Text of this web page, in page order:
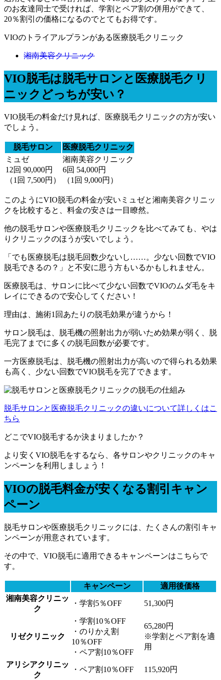
のお友達同士で受ければ、学割とペア割の併用ができて、
20％割引の価格になるのでとてもお得です。
VIOのトライアルプランがある医療脱毛クリニック
湘南美容クリニック
VIO脱毛は脱毛サロンと医療脱毛クリ
ニックどっちが安い？
VIO脱毛の料金だけ見れば、
医療脱毛クリニックの方が安い
でしょう。
脱毛サロン
医療脱毛クリニック
ミュゼ
12回 90,000円
（1回 7,500円）
湘南美容クリニック
6回 54,000円
（1回 9,000円）
このようにVIO脱毛の料金が安いミュゼと湘南美容クリニッ
クを比較すると、料金の安さは一目瞭然。
他の脱毛サロンや医療脱毛クリニックを比べてみても、やは
りクリニックのほうが安いでしょう。
「でも医療脱毛は脱毛回数少ないし……。少ない回数でVIO
脱毛できるの？」と不安に思う方もいるかもしれません。
医療脱毛は、サロンに比べて少ない回数でVIOのムダ毛をキ
レイにできるので安心してください！
理由は、 施術1回あたりの脱毛効果が違うから！
サロン脱毛は、脱毛機の照射出力が弱いため効果が弱く、脱
毛完了までに多くの脱毛回数が必要です。
一方医療脱毛は、脱毛機の照射出力が高いので得られる効果
も高く、少ない回数でVIO脱毛を完了できます。
脱毛サロンと医療脱毛クリニックの違いについて詳しくはこ
ちら
どこでVIO脱毛するか決まりましたか？
より安くVIO脱毛をするなら、 各サロンやクリニックのキャ
ンペーンを利用しましょう！
VIOの脱毛料金が安くなる割引キャン
ペーン
脱毛サロンや医療脱毛クリニックには、たくさんの割引キャ
ンペーンが用意されています。
その中で、VIO脱毛に適用できるキャンペーンはこちらで
す。
キャンペーン
適用後価格
湘南美容クリニッ
ク
・学割5％OFF 51,300円
リゼクリニック
・学割10％OFF
・のりかえ割
10％OFF
・ペア割10％OFF
65,280円
※学割とペア割を適
用
アリシアクリニッ
ク
・ペア割10％OFF 115,920円